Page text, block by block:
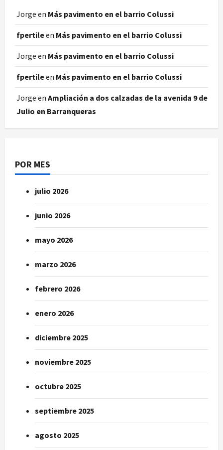
Jorge en Más pavimento en el barrio Colussi
fpertileen Más pavimento en el barrio Colussi
Jorge en Más pavimento en el barrio Colussi
fpertileen Más pavimento en el barrio Colussi
Jorge en Ampliación a dos calzadas de la avenida 9 de
Julio en Barranqueras
POR MES
julio 2026
junio 2026
mayo 2026
marzo 2026
febrero 2026
enero 2026
diciembre 2025
noviembre 2025
octubre 2025
septiembre 2025
agosto 2025